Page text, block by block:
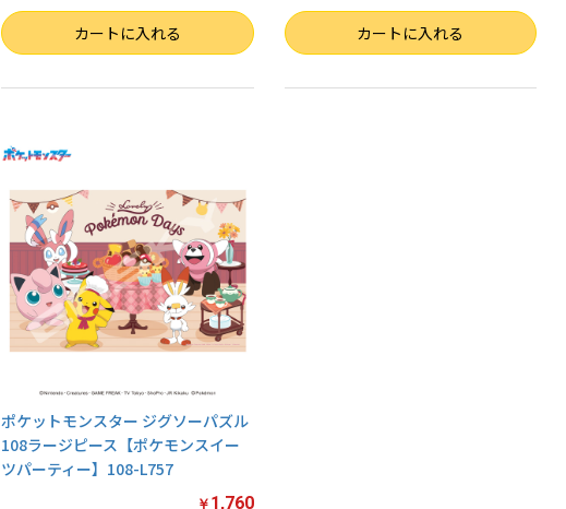
数量 カートに入れる 数量 カートに入れる
ポケットモンスター ジグソーパズル
108ラージピース【ポケモンスイー
ツパーティー】108-L757
￥ 1,760